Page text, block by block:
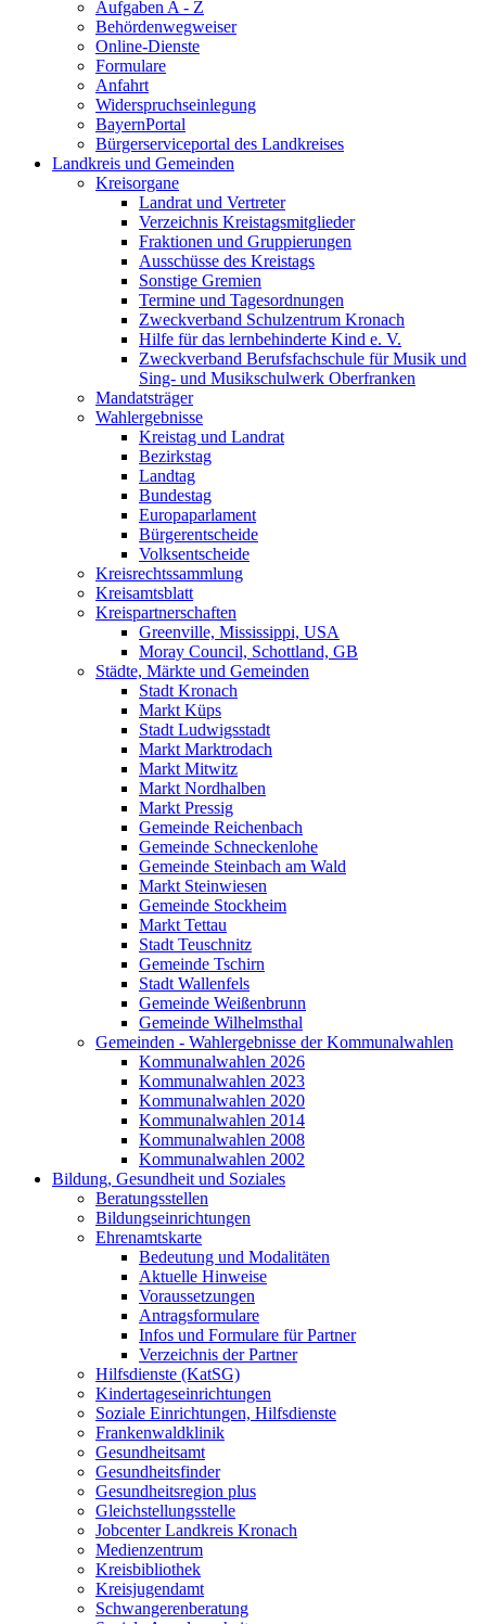
Aufgaben A - Z
Behördenwegweiser
Online-Dienste
Formulare
Anfahrt
Widerspruchseinlegung
BayernPortal
Bürgerserviceportal des Landkreises
Landkreis und Gemeinden
Kreisorgane
Landrat und Vertreter
Verzeichnis Kreistagsmitglieder
Fraktionen und Gruppierungen
Ausschüsse des Kreistags
Sonstige Gremien
Termine und Tagesordnungen
Zweckverband Schulzentrum Kronach
Hilfe für das lernbehinderte Kind e. V.
Zweckverband Berufsfachschule für Musik und
Sing- und Musikschulwerk Oberfranken
Mandatsträger
Wahlergebnisse
Kreistag und Landrat
Bezirkstag
Landtag
Bundestag
Europaparlament
Bürgerentscheide
Volksentscheide
Kreisrechtssammlung
Kreisamtsblatt
Kreispartnerschaften
Greenville, Mississippi, USA
Moray Council, Schottland, GB
Städte, Märkte und Gemeinden
Stadt Kronach
Markt Küps
Stadt Ludwigsstadt
Markt Marktrodach
Markt Mitwitz
Markt Nordhalben
Markt Pressig
Gemeinde Reichenbach
Gemeinde Schneckenlohe
Gemeinde Steinbach am Wald
Markt Steinwiesen
Gemeinde Stockheim
Markt Tettau
Stadt Teuschnitz
Gemeinde Tschirn
Stadt Wallenfels
Gemeinde Weißenbrunn
Gemeinde Wilhelmsthal
Gemeinden - Wahlergebnisse der Kommunalwahlen
Kommunalwahlen 2026
Kommunalwahlen 2023
Kommunalwahlen 2020
Kommunalwahlen 2014
Kommunalwahlen 2008
Kommunalwahlen 2002
Bildung, Gesundheit und Soziales
Beratungsstellen
Bildungseinrichtungen
Ehrenamtskarte
Bedeutung und Modalitäten
Aktuelle Hinweise
Voraussetzungen
Antragsformulare
Infos und Formulare für Partner
Verzeichnis der Partner
Hilfsdienste (KatSG)
Kindertageseinrichtungen
Soziale Einrichtungen, Hilfsdienste
Frankenwaldklinik
Gesundheitsamt
Gesundheitsfinder
Gesundheitsregion plus
Gleichstellungsstelle
Jobcenter Landkreis Kronach
Medienzentrum
Kreisbibliothek
Kreisjugendamt
Schwangerenberatung